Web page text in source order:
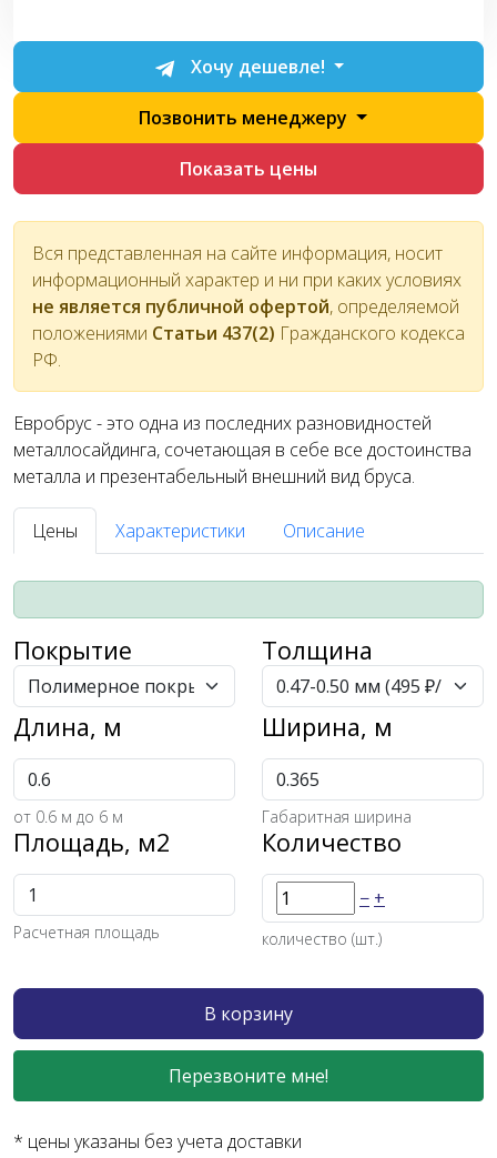
Хочу дешевле!
Позвонить менеджеру
Показать цены
Вся представленная на сайте информация, носит
информационный характер и ни при каких условиях
не является публичной офертой, определяемой
положениями Статьи 437(2) Гражданского кодекса
РФ.
Евробрус - это одна из последних разновидностей
металлосайдинга, сочетающая в себе все достоинства
металла и презентабельный внешний вид бруса.
Цены Характеристики Описание
Покрытие Толщина
Длина, м
от 0.6 м до 6 м
Ширина, м
Габаритная ширина
Площадь, м2
Расчетная площадь
Количество
− +
количество (шт.)
В корзину
Перезвоните мне!
* цены указаны без учета доставки